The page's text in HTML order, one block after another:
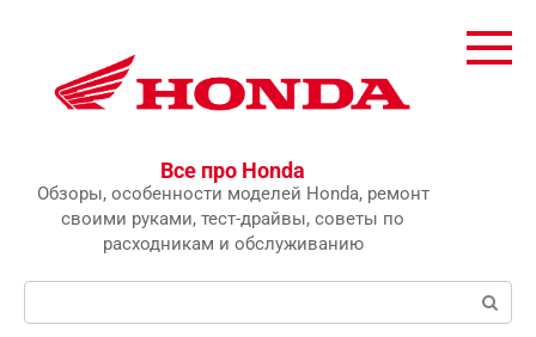
Все про Honda
Обзоры, особенности моделей Honda, ремонт
своими руками, тест-драйвы, советы по
расходникам и обслуживанию